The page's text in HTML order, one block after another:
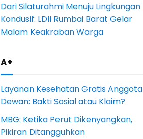
Dari Silaturahmi Menuju Lingkungan
Kondusif: LDII Rumbai Barat Gelar
Malam Keakraban Warga
A+
Layanan Kesehatan Gratis Anggota
Dewan: Bakti Sosial atau Klaim?
MBG: Ketika Perut Dikenyangkan,
Pikiran Ditangguhkan